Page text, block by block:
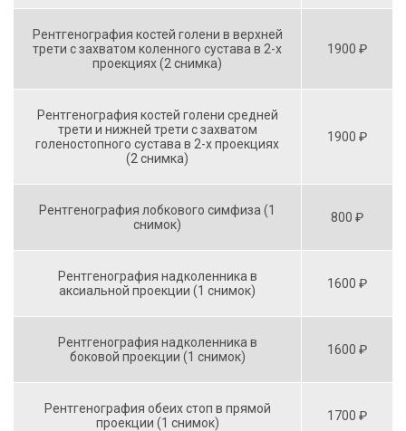
Рентгенография костей голени в верхней
трети с захватом коленного сустава в 2-х
проекциях (2 снимка)
1900 ₽
Рентгенография костей голени средней
трети и нижней трети с захватом
голеностопного сустава в 2-х проекциях
(2 снимка)
1900 ₽
Рентгенография лобкового симфиза (1
снимок)
800 ₽
Рентгенография надколенника в
аксиальной проекции (1 снимок)
1600 ₽
Рентгенография надколенника в
боковой проекции (1 снимок)
1600 ₽
Рентгенография обеих стоп в прямой
проекции (1 снимок)
1700 ₽